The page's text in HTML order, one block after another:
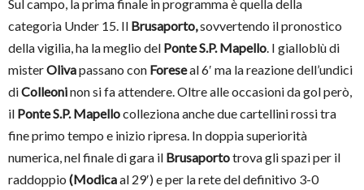
Sul campo, la prima finale in programma è quella della
categoria Under 15. Il Brusaporto,sovvertendo il pronostico
della vigilia, ha la meglio del Ponte S.P. Mapello. I gialloblù di
misterOlivapassano con Foreseal 6′ ma la reazione dell’undici
diColleoninon si fa attendere. Oltre alle occasioni da gol però,
il Ponte S.P. Mapellocolleziona anche due cartellini rossi tra
fine primo tempo e inizio ripresa. In doppia superiorità
numerica, nel finale di gara il Brusaportotrova gli spazi per il
raddoppio (Modicaal 29′) e per la rete del definitivo 3-0